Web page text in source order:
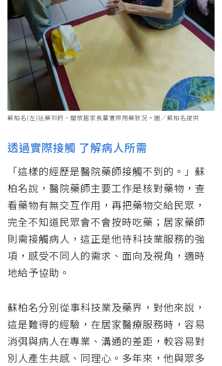
蘇柏名(左)送藥到府，關懷居家長輩實際用藥狀況。圖／蘇柏名提供
透過實際接觸 了解病人所需
「這樣的經歷是醫院藥師接觸不到的。」蘇
柏名說，醫院藥師主要工作是核對藥物，查
看藥物有無交互作用，再把藥物交給民眾，
完全不知道民眾會不會按時吃藥；居家藥師
則需接觸病人，這正是他待科技業服務的強
項，感受不同人的需求、面向及視角，適時
地給予協助。
蘇柏名分別從事科技業及藥界，對他來說，
這是難得的經驗，在居家醫療服務時，容易
消弭與病人在專業、溝通的差距，較容易對
別人產生共感、同理心。多年來，他與眾多